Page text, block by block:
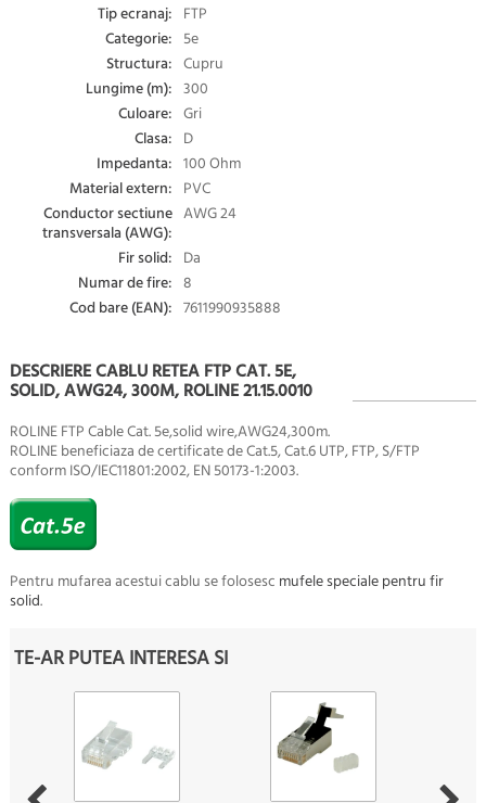
Tip ecranaj: FTP
Categorie: 5e
Structura: Cupru
Lungime (m): 300
Culoare: Gri
Clasa: D
Impedanta: 100 Ohm
Material extern: PVC
Conductor sectiune
transversala (AWG):
AWG 24
Fir solid: Da
Numar de fire: 8
Cod bare (EAN): 7611990935888
DESCRIERE CABLU RETEA FTP CAT. 5E,
SOLID, AWG24, 300M, ROLINE 21.15.0010
ROLINE FTP Cable Cat. 5e,solid wire,AWG24,300m.
ROLINE beneficiaza de certificate de Cat.5, Cat.6 UTP, FTP, S/FTP
conform ISO/IEC11801:2002, EN 50173-1:2003.
Pentru mufarea acestui cablu se folosesc mufele speciale pentru fir
solid.
TE-AR PUTEA INTERESA SI